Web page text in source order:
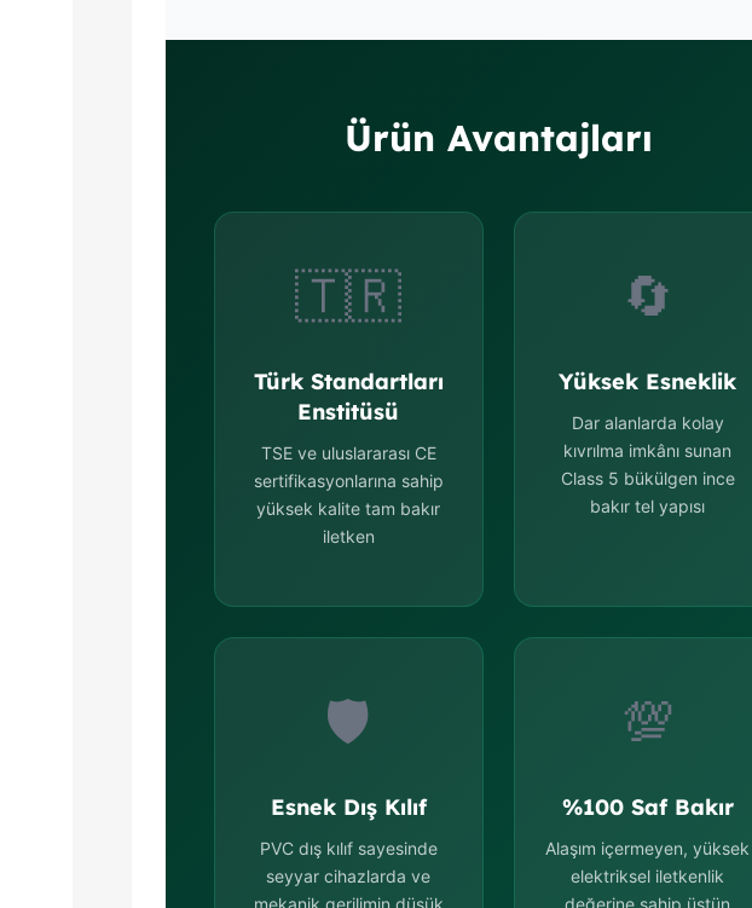
Ürün Avantajları
🇹🇷
Türk Standartları
Enstitüsü
TSE ve uluslararası CE
sertifikasyonlarına sahip
yüksek kalite tam bakır
iletken
🔄
Yüksek Esneklik
Dar alanlarda kolay
kıvrılma imkânı sunan
Class 5 bükülgen ince
bakır tel yapısı
🛡️
Esnek Dış Kılıf
PVC dış kılıf sayesinde
seyyar cihazlarda ve
mekanik gerilimin düşük
💯
%100 Saf Bakır
Alaşım içermeyen, yüksek
elektriksel iletkenlik
değerine sahip üstün